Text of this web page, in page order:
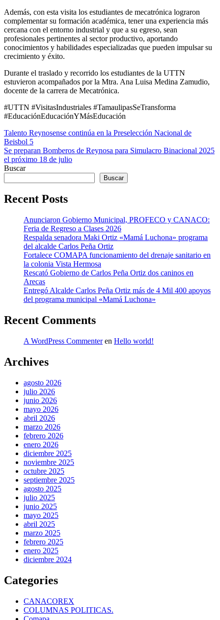
Además, con esta visita los estudiantes de mecatrónica lograron
complementar su formación académica, tener una experiencia más
cercana con el entorno industrial y que a su egreso, sean
profesionales pertinentes al sector productivo, aportando
conocimientos y habilidades especializadas que pueden impulsar su
crecimiento y éxito.
Durante el traslado y recorrido los estudiantes de la UTTN
estuvieron acompañados por la Mtra. Ana Luisa Medina Zamudio,
docente de la carrera de Mecatrónica.
#UTTN #VisitasIndustriales #TamaulipasSeTransforma
#EducaciónEducaciónYMásEducación
Navegación
de
entradas
Talento Reynosense continúa en la Preselección Nacional de
Beisbol 5
Se preparan Bomberos de Reynosa para Simulacro Binacional 2025
el próximo 18 de julio
Buscar
Buscar
Recent Posts
Anunciaron Gobierno Municipal, PROFECO y CANACO:
Feria de Regreso a Clases 2026
Respalda senadora Maki Ortiz «Mamá Luchona» programa
del alcalde Carlos Peña Ortiz
Fortalece COMAPA funcionamiento del drenaje sanitario en
la colonia Vista Hermosa
Rescató Gobierno de Carlos Peña Ortiz dos caninos en
Arecas
Entregó Alcalde Carlos Peña Ortiz más de 4 Mil 400 apoyos
del programa municipal «Mamá Luchona»
Recent Comments
A WordPress Commenteren Hello world!
Archives
agosto 2026
julio 2026
junio 2026
mayo 2026
abril 2026
marzo 2026
febrero 2026
enero 2026
diciembre 2025
noviembre 2025
octubre 2025
septiembre 2025
agosto 2025
julio 2025
junio 2025
mayo 2025
abril 2025
marzo 2025
febrero 2025
enero 2025
diciembre 2024
Categories
CANACOREX
COLUMNAS POLITICAS.